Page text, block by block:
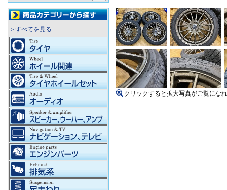
クリックすると拡大写真がご覧にな
＞すべてを見る